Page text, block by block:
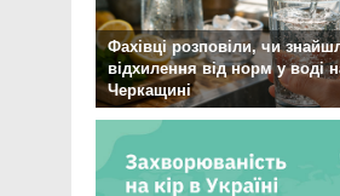
Фахівці розповіли, чи
відхилення від норм у воді
Черкащині